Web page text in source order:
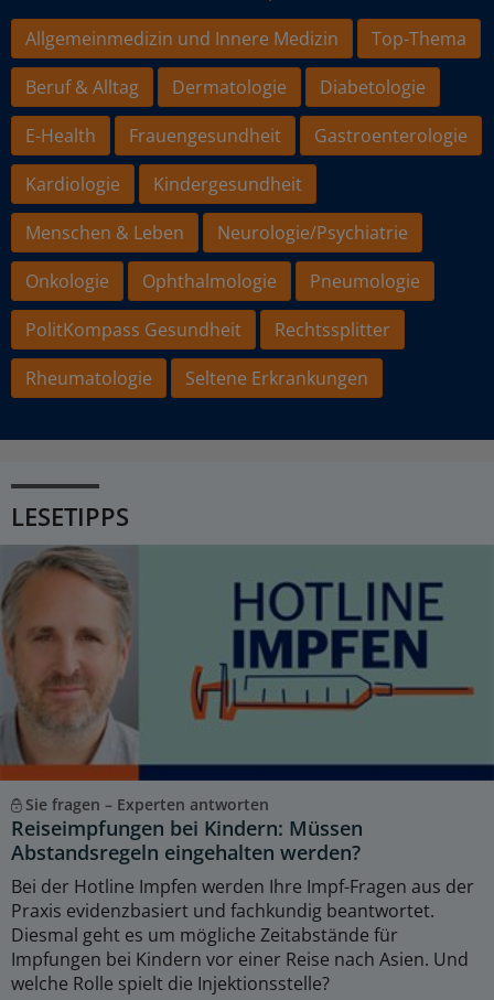
Allgemeinmedizin und Innere Medizin
Top-Thema
Beruf & Alltag
Dermatologie
Diabetologie
E-Health
Frauengesundheit
Gastroenterologie
Kardiologie
Kindergesundheit
Menschen & Leben
Neurologie/Psychiatrie
Onkologie
Ophthalmologie
Pneumologie
PolitKompass Gesundheit
Rechtssplitter
Rheumatologie
Seltene Erkrankungen
LESETIPPS
Sie fragen – Experten antworten
Reiseimpfungen bei Kindern: Müssen
Abstandsregeln eingehalten werden?
Bei der Hotline Impfen werden Ihre Impf-Fragen aus der
Praxis evidenzbasiert und fachkundig beantwortet.
Diesmal geht es um mögliche Zeitabstände für
Impfungen bei Kindern vor einer Reise nach Asien. Und
welche Rolle spielt die Injektionsstelle?